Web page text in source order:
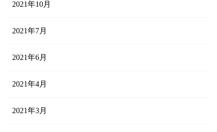
2021年10月
2021年7月
2021年6月
2021年4月
2021年3月